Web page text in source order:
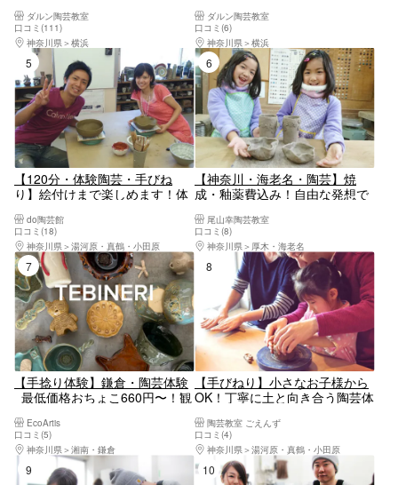
ダルン陶芸教室
口コミ(111)
神奈川県
横浜
り）ダルン陶芸教室
口コミ(6)
神奈川県
横浜
5位
【120分・体験陶芸・手びね
り】絵付けまで楽しめます！体
do陶芸館
口コミ(18)
神奈川県
湯河原・真鶴・小田原
6位
【神奈川・海老名・陶芸】焼
成・釉薬費込み！自由な発想で
～3個制作）
尾山幸陶芸教室
口コミ(8)
神奈川県
厚木・海老名
7位
【手捻り体験】鎌倉・陶芸体験
_最低価格おちょこ660円〜！観
EcoArtis
口コミ(5)
神奈川県
湘南・鎌倉
8位
【手びねり】小さなお子様から
OK！丁寧に土と向き合う陶芸体
陶芸教室 ごえんず
口コミ(4)
神奈川県
湯河原・真鶴・小田原
9位 10位